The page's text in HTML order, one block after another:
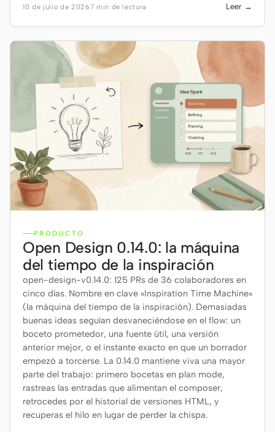
10 de julio de 20267 min de lectura Leer →
PRODUCTO
Open Design 0.14.0: la máquina
del tiempo de la inspiración
open-design-v0.14.0: 125 PRs de 36 colaboradores en
cinco días. Nombre en clave «Inspiration Time Machine»
(la máquina del tiempo de la inspiración). Demasiadas
buenas ideas seguían desvaneciéndose en el flow: un
boceto prometedor, una fuente útil, una versión
anterior mejor, o el instante exacto en que un borrador
empezó a torcerse. La 0.14.0 mantiene viva una mayor
parte del trabajo: primero bocetas en plan mode,
rastreas las entradas que alimentan el composer,
retrocedes por el historial de versiones HTML, y
recuperas el hilo en lugar de perder la chispa.